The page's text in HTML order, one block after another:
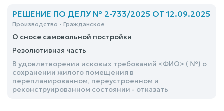
РЕШЕНИЕ ПО ДЕЛУ № 2-733/2025 ОТ 12.09.2025
Производство - Гражданское
О сносе самовольной постройки
Резолютивная часть
В удовлетворении исковых требований <ФИО> ( №) о
сохранении жилого помещения в
перепланированном, переустроенном и
реконструированном состоянии - отказать